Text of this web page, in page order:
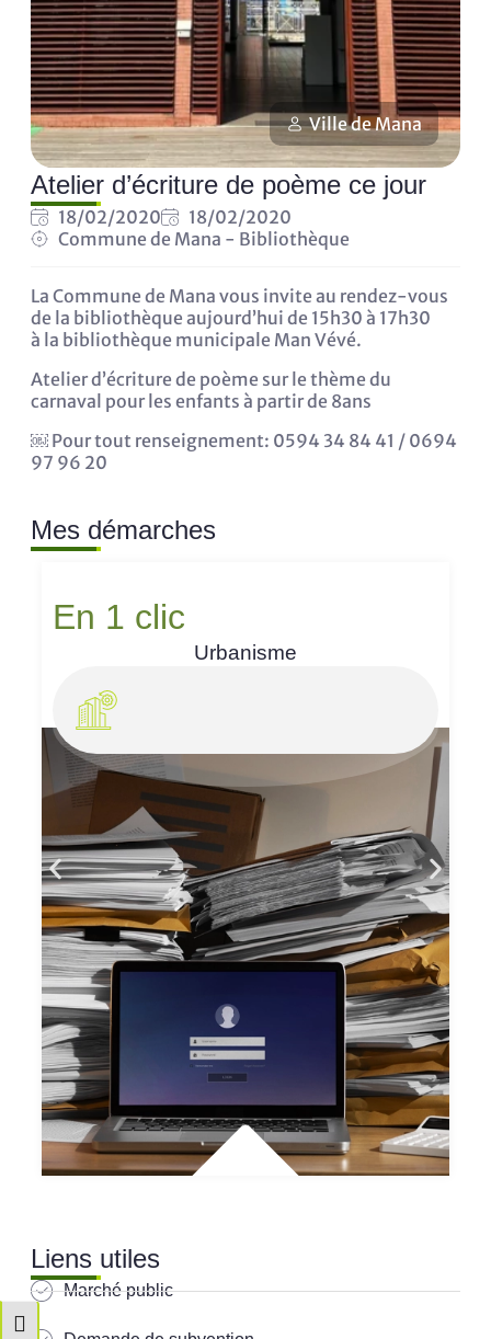
Passer en contraste élevé
Ville de Mana
Atelier d’écriture de poème ce jour
18/02/2020
18/02/2020
Commune de Mana - Bibliothèque
La Commune de Mana vous invite au rendez-vous
de la bibliothèque aujourd’hui de 15h30 à 17h30
à la bibliothèque municipale Man Vévé.
Atelier d’écriture de poème sur le thème du
carnaval pour les enfants à partir de 8ans
￼ Pour tout renseignement: 0594 34 84 41 / 0694
97 96 20
Mes démarches
En 1 clic
Urbanisme
Liens utiles
Marché public